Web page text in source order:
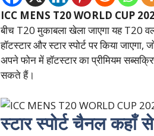
ICC MENS T20 WORLD CUP
बीच T20 मुकाबला खेला जाएगा यह T20
हॉटस्टार और स्टार स्पोर्ट पर किया
अपने फोन में हॉटस्टार का प्रीमियम
सकते हैं।
स्टार स्पोर्ट चैनल कहाँ